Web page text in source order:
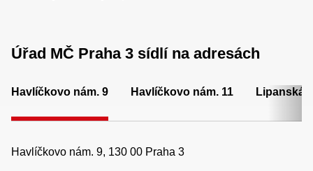
Úřad MČ Praha 3 sídlí na adresách
Havlíčkovo nám. 9 Havlíčkovo nám. 11 Lipanská 7
Havlíčkovo nám. 9, 130 00 Praha 3